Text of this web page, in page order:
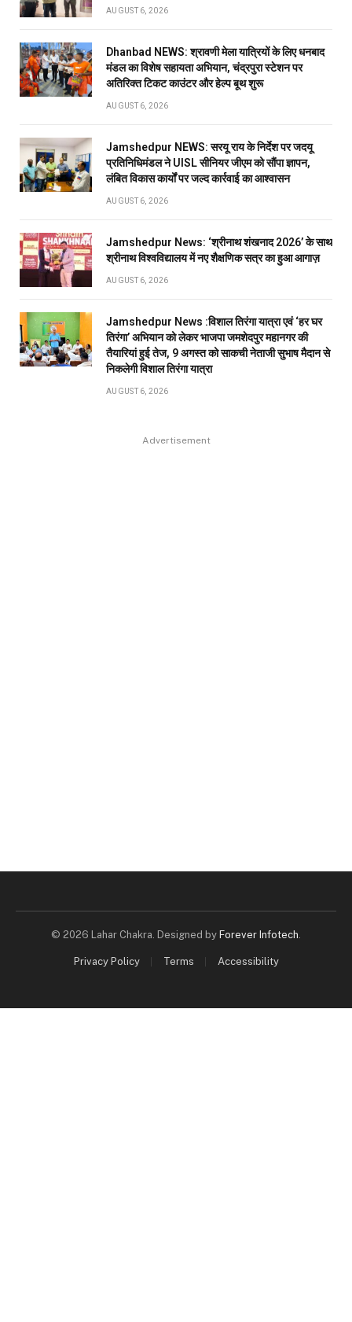
AUGUST 6, 2026
Dhanbad NEWS: श्रावणी मेला यात्रियों के लिए धनबाद
मंडल का विशेष सहायता अभियान, चंद्रपुरा स्टेशन पर
अतिरिक्त टिकट काउंटर और हेल्प बूथ शुरू
AUGUST 6, 2026
Jamshedpur NEWS: सरयू राय के निर्देश पर जदयू
प्रतिनिधिमंडल ने UISL सीनियर जीएम को सौंपा ज्ञापन,
लंबित विकास कार्यों पर जल्द कार्रवाई का आश्वासन
AUGUST 6, 2026
Jamshedpur News: ‘श्रीनाथ शंखनाद 2026’ के साथ
श्रीनाथ विश्वविद्यालय में नए शैक्षणिक सत्र का हुआ आगाज़
AUGUST 6, 2026
Jamshedpur News :विशाल तिरंगा यात्रा एवं ‘हर घर
तिरंगा’ अभियान को लेकर भाजपा जमशेदपुर महानगर की
तैयारियां हुई तेज, 9 अगस्त को साकची नेताजी सुभाष मैदान से
निकलेगी विशाल तिरंगा यात्रा
AUGUST 6, 2026
Advertisement
© 2026 Lahar Chakra. Designed by Forever Infotech.
Privacy Policy Terms Accessibility